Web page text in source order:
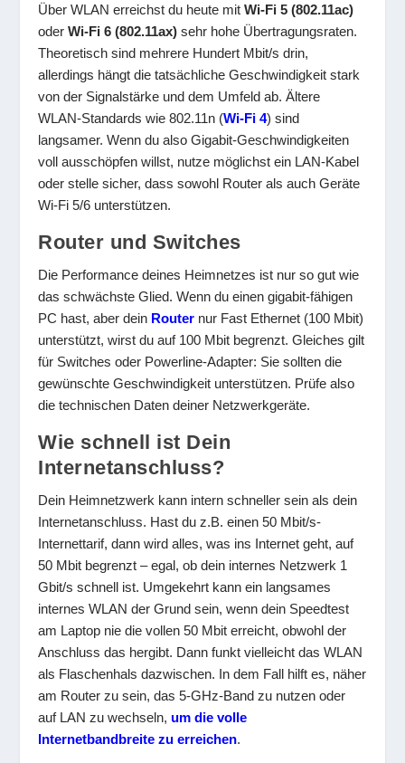
Über WLAN erreichst du heute mitWi-Fi 5 (802.11ac)
oderWi-Fi 6 (802.11ax) sehr hohe Übertragungsraten.
Theoretisch sind mehrere Hundert Mbit/s drin,
allerdings hängt die tatsächliche Geschwindigkeit stark
von der Signalstärke und dem Umfeld ab. Ältere
WLAN-Standards wie 802.11n (Wi-Fi 4) sind
langsamer. Wenn du also Gigabit-Geschwindigkeiten
voll ausschöpfen willst, nutze möglichst ein LAN-Kabel
oder stelle sicher, dass sowohl Router als auch Geräte
Wi-Fi 5/6 unterstützen.
Router und Switches
Die Performance deines Heimnetzes ist nur so gut wie
das schwächste Glied. Wenn du einen gigabit-fähigen
PC hast, aber dein Router nur Fast Ethernet (100 Mbit)
unterstützt, wirst du auf 100 Mbit begrenzt. Gleiches gilt
für Switches oder Powerline-Adapter: Sie sollten die
gewünschte Geschwindigkeit unterstützen. Prüfe also
die technischen Daten deiner Netzwerkgeräte.
Wie schnell ist Dein
Internetanschluss?
Dein Heimnetzwerk kann intern schneller sein als dein
Internetanschluss. Hast du z.B. einen 50 Mbit/s-
Internettarif, dann wird alles, was ins Internet geht, auf
50 Mbit begrenzt – egal, ob dein internes Netzwerk 1
Gbit/s schnell ist. Umgekehrt kann ein langsames
internes WLAN der Grund sein, wenn dein Speedtest
am Laptop nie die vollen 50 Mbit erreicht, obwohl der
Anschluss das hergibt. Dann funkt vielleicht das WLAN
als Flaschenhals dazwischen. In dem Fall hilft es, näher
am Router zu sein, das 5-GHz-Band zu nutzen oder
auf LAN zu wechseln, um die volle
Internetbandbreite zu erreichen.